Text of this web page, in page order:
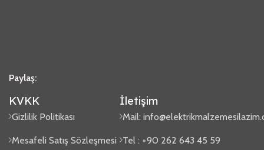
Paylaş:
KVKK
Gizlilik Politikası
Mesafeli Satış Sözleşmesi
İletişim
Mail:
Tel : +90 262 643 45 59